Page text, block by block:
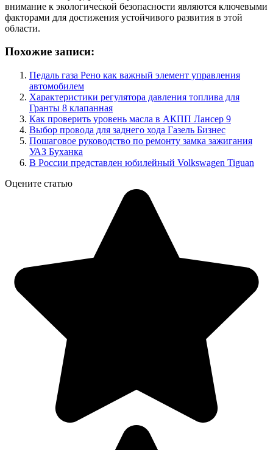
внимание к экологической безопасности являются ключевыми
факторами для достижения устойчивого развития в этой
области.
Похожие записи:
Педаль газа Рено как важный элемент управления
автомобилем
Характеристики регулятора давления топлива для
Гранты 8 клапанная
Как проверить уровень масла в АКПП Лансер 9
Выбор провода для заднего хода Газель Бизнес
Пошаговое руководство по ремонту замка зажигания
УАЗ Буханка
В России представлен юбилейный Volkswagen Tiguan
Оцените статью